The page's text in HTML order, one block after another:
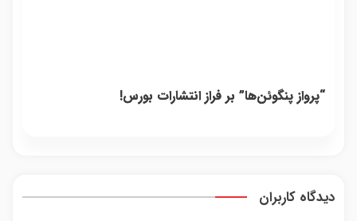
“پرواز پنگوئن‌ها” بر فراز انتشارات بورس!
دیدگاه کاربران